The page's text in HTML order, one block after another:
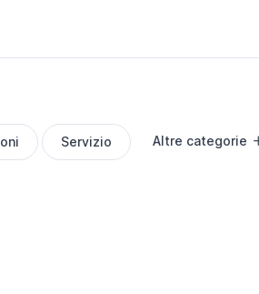
Servizio Altre categorie